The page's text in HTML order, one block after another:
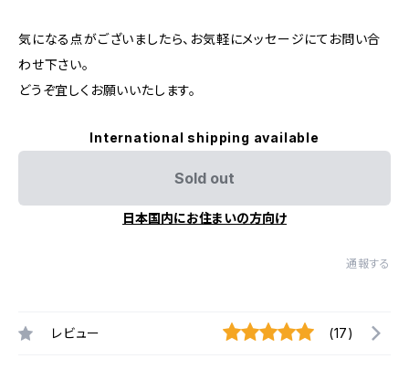
気になる点がございましたら、お気軽にメッセージにてお問い合
わせ下さい。
どうぞ宜しくお願いいたします。
International shipping available
Sold out
日本国内にお住まいの方向け
通報する
レビュー (17)